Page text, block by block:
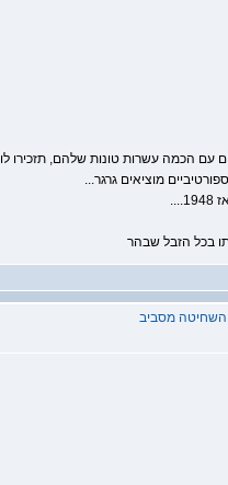
עם הכמה עשרות טונות שלהם, תזכירו לו
בכל הזבל שבהר
השחיטה מסביב